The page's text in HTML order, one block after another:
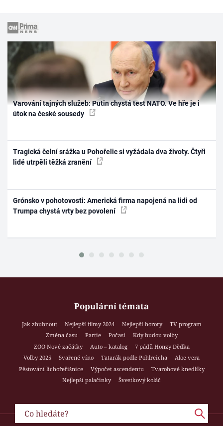
Varování tajných služeb: Putin chystá test NATO. Ve hře je i
útok na české sousedy
Tragická čelní srážka u Pohořelic si vyžádala dva životy. Čtyři
lidé utrpěli těžká zranění
Grónsko v pohotovosti: Americká firma napojená na lidi od
Trumpa chystá vrty bez povolení
Populární témata
Jak zhubnout Nejlepší filmy 2024 Nejlepší horory
TV program
Změna času
Partie Počasí
Kdy budou volby
ZOO Nové začátky
Auto – katalog
7 pádů Honzy Dědka
Volby 2025
Svařené víno Tatarák podle Pohlreicha
Aloe vera
Pěstování lichořeřišnice
Výpočet ascendentu
Tvarohové knedlíky
Nejlepší palačinky
Švestkový koláč